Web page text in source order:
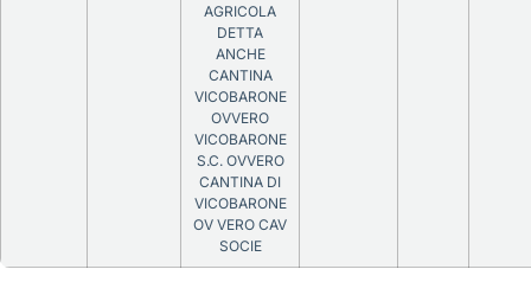
AGRICOLA
DETTA
ANCHE
CANTINA
VICOBARONE
OVVERO
VICOBARONE
S.C. OVVERO
CANTINA DI
VICOBARONE
OV VERO CAV
SOCIE